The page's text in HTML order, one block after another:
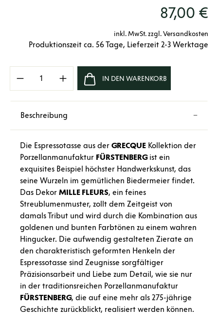
87,00 €
inkl. MwSt. zzgl. Versandkosten
Produktionszeit ca. 56 Tage, Lieferzeit 2-3 Werktage
Produkt Anzahl: Gib den gewünschten
IN DEN WARENKORB
Beschreibung
Die Espressotasse aus der GRECQUE Kollektion der
Porzellanmanufaktur FÜRSTENBERGist ein
exquisites Beispiel höchster Handwerkskunst, das
seine Wurzeln im gemütlichen Biedermeier findet.
Das Dekor MILLE FLEURS, ein feines
Streublumenmuster, zollt dem Zeitgeist von
damals Tribut und wird durch die Kombination aus
goldenen und bunten Farbtönen zu einem wahren
Hingucker. Die aufwendig gestalteten Zierate an
den charakteristisch geformten Henkeln der
Espressotasse sind Zeugnisse sorgfältiger
Präzisionsarbeit und Liebe zum Detail, wie sie nur
in der traditionsreichen Porzellanmanufaktur
FÜRSTENBERG, die auf eine mehr als 275-jährige
Geschichte zurückblickt, realisiert werden können.